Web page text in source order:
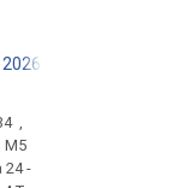
M5 Pro
,
M5
24 -